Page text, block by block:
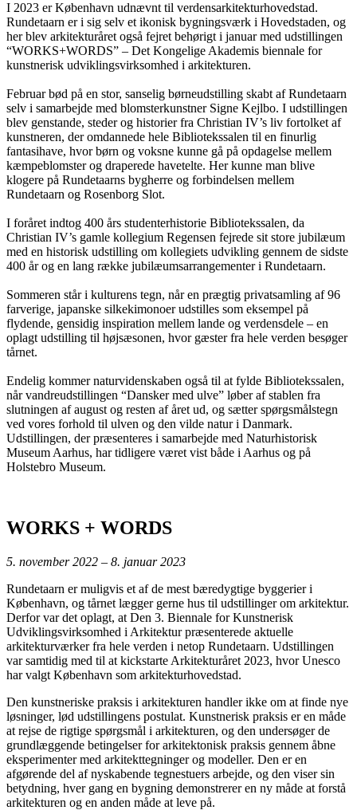
I 2023 er København udnævnt til verdensarkitekturhovedstad.
Rundetaarn er i sig selv et ikonisk bygningsværk i Hovedstaden, og
her blev arkitekturåret også fejret behørigt i januar med udstillingen
“WORKS+WORDS” – Det Kongelige Akademis biennale for
kunstnerisk udviklingsvirksomhed i arkitekturen.
Februar bød på en stor, sanselig børneudstilling skabt af Rundetaarn
selv i samarbejde med blomsterkunstner Signe Kejlbo. I udstillingen
blev genstande, steder og historier fra Christian IV’s liv fortolket af
kunstneren, der omdannede hele Bibliotekssalen til en finurlig
fantasihave, hvor børn og voksne kunne gå på opdagelse mellem
kæmpeblomster og draperede havetelte. Her kunne man blive
klogere på Rundetaarns bygherre og forbindelsen mellem
Rundetaarn og Rosenborg Slot.
I foråret indtog 400 års studenterhistorie Bibliotekssalen, da
Christian IV’s gamle kollegium Regensen fejrede sit store jubilæum
med en historisk udstilling om kollegiets udvikling gennem de sidste
400 år og en lang række jubilæumsarrangementer i Rundetaarn.
Sommeren står i kulturens tegn, når en prægtig privatsamling af 96
farverige, japanske silkekimonoer udstilles som eksempel på
flydende, gensidig inspiration mellem lande og verdensdele – en
oplagt udstilling til højsæsonen, hvor gæster fra hele verden besøger
tårnet.
Endelig kommer naturvidenskaben også til at fylde Bibliotekssalen,
når vandreudstillingen “Dansker med ulve” løber af stablen fra
slutningen af august og resten af året ud, og sætter spørgsmålstegn
ved vores forhold til ulven og den vilde natur i Danmark.
Udstillingen, der præsenteres i samarbejde med Naturhistorisk
Museum Aarhus, har tidligere været vist både i Aarhus og på
Holstebro Museum.
WORKS + WORDS
5. november 2022 – 8. januar 2023
Rundetaarn er muligvis et af de mest bæredygtige byggerier i
København, og tårnet lægger gerne hus til udstillinger om arkitektur.
Derfor var det oplagt, at Den 3. Biennale for Kunstnerisk
Udviklingsvirksomhed i Arkitektur præsenterede aktuelle
arkitekturværker fra hele verden i netop Rundetaarn. Udstillingen
var samtidig med til at kickstarte Arkitekturåret 2023, hvor Unesco
har valgt København som arkitekturhovedstad.
Den kunstneriske praksis i arkitekturen handler ikke om at finde nye
løsninger, lød udstillingens postulat. Kunstnerisk praksis er en måde
at rejse de rigtige spørgsmål i arkitekturen, og den undersøger de
grundlæggende betingelser for arkitektonisk praksis gennem åbne
eksperimenter med arkitekttegninger og modeller. Den er en
afgørende del af nyskabende tegnestuers arbejde, og den viser sin
betydning, hver gang en bygning demonstrerer en ny måde at forstå
arkitekturen og en anden måde at leve på.